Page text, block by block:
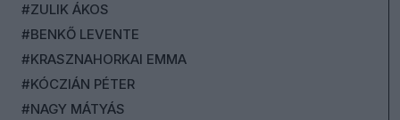
#ZULIK ÁKOS
#BENKŐ LEVENTE
#KRASZNAHORKAI EMMA
#KÓCZIÁN PÉTER
#NAGY MÁTYÁS